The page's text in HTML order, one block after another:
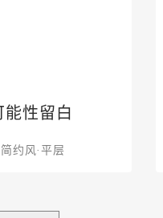
能性留白
约风·平层